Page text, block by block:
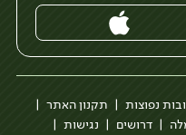
נפוצות
תקנון האתר
דרושים
נגישות